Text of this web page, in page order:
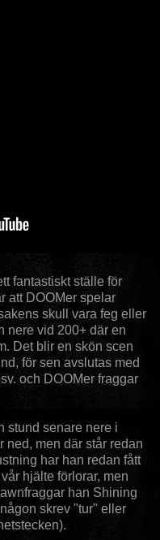
fantastiskt ställe för
att DOOMer spelar
skull vara feg eller
nere vid 200+ där en
Det blir en skön scen
för sen avslutas med
och DOOMer fraggar
stund senare nere i
ned, men där står redan
har han redan fått
hjälte förlorar, men
han Shining
skrev "tur" eller